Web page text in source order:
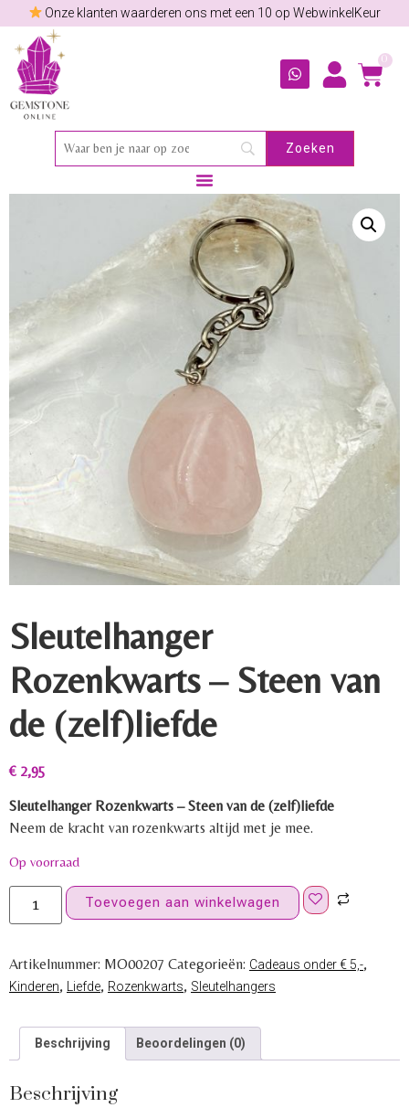
Onze klanten waarderen ons met een 10 op WebwinkelKeur
0
Sleutelhanger
Rozenkwarts – Steen van
de (zelf)liefde
€ 2,95
Sleutelhanger Rozenkwarts – Steen van de (zelf)liefde
Neem de kracht van rozenkwarts altijd met je mee.
Op voorraad
Toevoegen aan winkelwagen
Artikelnummer: MO00207 Categorieën: Cadeaus onder € 5,-,
Kinderen, Liefde, Rozenkwarts, Sleutelhangers
Beschrijving Beoordelingen (0)
Beschrijving